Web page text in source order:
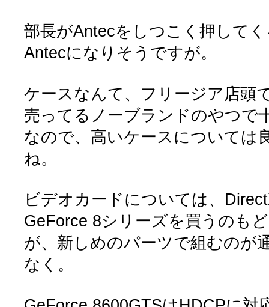
部長がAntecをしつこく押して
Antecになりそうですが。
ケースなんて、フリージア店頭
売ってるノーブランドのやつで
なので、高いケースについては
ね。
ビデオカードについては、
GeForce 8シリーズを買うのも
が、新しめのパーツで組むのが
なく。